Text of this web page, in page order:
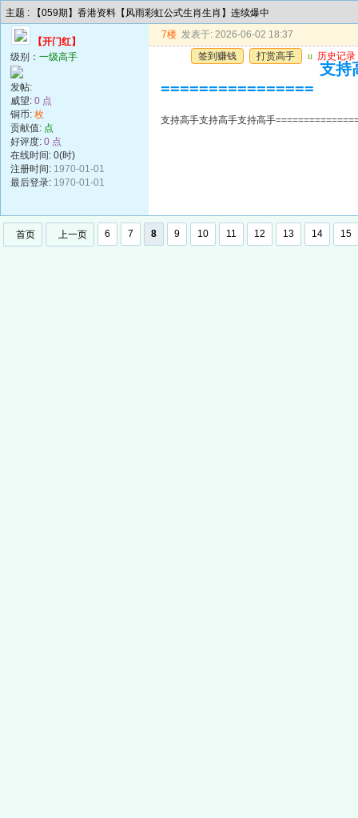
主题 : 【059期】香港资料【风雨彩虹公式生肖生肖】连续爆中
【开门红】
级别： 一级高手
发帖:
威望: 0 点
铜币: 枚
贡献值: 点
好评度: 0 点
在线时间: 0(时)
注册时间: 1970-01-01
最后登录: 1970-01-01
7楼 发表于: 2026-06-02 18:37
签到赚钱
打赏高手 u 历史记录
支持
================
支持高手支持高手支持高手
首页 上一页 6 7 8 9 10 11 12 13 14 15